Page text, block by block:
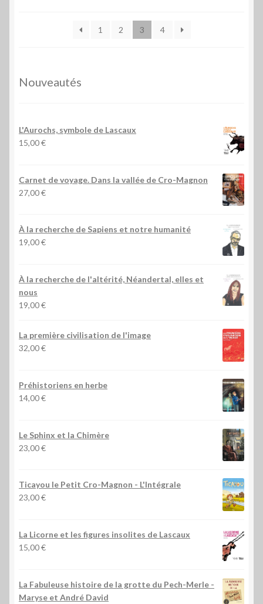
1 2 3 4
Nouveautés
L'Aurochs, symbole de Lascaux
15,00€
Carnet de voyage. Dans la vallée de Cro-Magnon
27,00€
À la recherche de Sapiens et notre humanité
19,00€
À la recherche de l'altérité, Néandertal, elles et
nous
19,00€
La première civilisation de l'image
32,00€
Préhistoriens en herbe
14,00€
Le Sphinx et la Chimère
23,00€
Ticayou le Petit Cro-Magnon - L'Intégrale
23,00€
La Licorne et les figures insolites de Lascaux
15,00€
La Fabuleuse histoire de la grotte du Pech-Merle -
Maryse et André David